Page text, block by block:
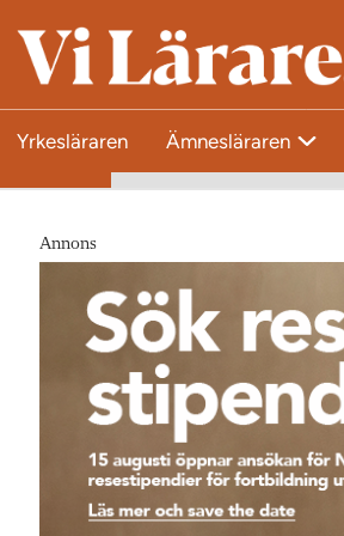
T
l
l
Yrkesläraren Ämnesläraren
Annons